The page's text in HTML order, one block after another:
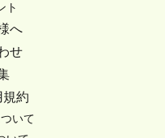
ト
へ
せ
規約
いて